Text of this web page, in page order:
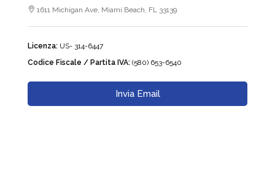
1611 Michigan Ave, Miami Beach, FL 33139
Licenza: US- 314-6447
Codice Fiscale / Partita IVA: (580) 653-6540
Invia Email